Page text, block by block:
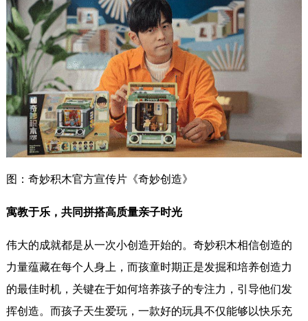
图：奇妙积木官方宣传片《奇妙创造》
寓教于乐，共同拼搭高质量亲子时光
伟大的成就都是从一次小创造开始的。奇妙积木相信创造的
力量蕴藏在每个人身上，而孩童时期正是发掘和培养创造力
的最佳时机，关键在于如何培养孩子的专注力，引导他们发
挥创造。而孩子天生爱玩，一款好的玩具不仅能够以快乐充